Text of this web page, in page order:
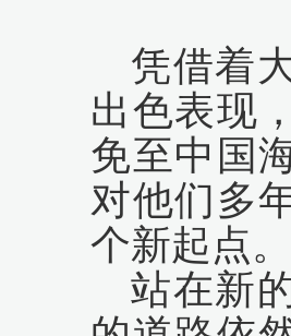
凭借着
出色表现
免至中国
对他们多
个新起点。
站在新